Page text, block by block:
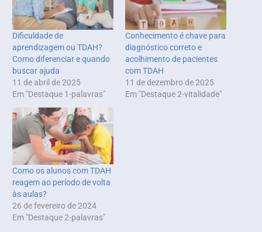
Dificuldade de
aprendizagem ou TDAH?
Como diferenciar e quando
buscar ajuda
11 de abril de 2025
Em "Destaque 1-palavras"
Conhecimento é chave para
diagnóstico correto e
acolhimento de pacientes
com TDAH
11 de dezembro de 2025
Em "Destaque 2-vitalidade"
Como os alunos com TDAH
reagem ao período de volta
às aulas?
26 de fevereiro de 2024
Em "Destaque 2-palavras"